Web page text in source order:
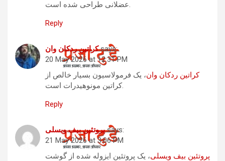
عضلانی طراحی شده است.
Reply
کراتین ردکان وان says:
20 May 2026 at 12:31 PM
کراتین ردکان وان، یک فرمولاسیون بسیار خالص از
کراتین مونوهیدرات است.
Reply
پروتئین بیف ویسلی says:
21 May 2026 at 3:06 PM
پروتئین بیف ویسلی، یک پروتئین ایزوله شده از گوشت